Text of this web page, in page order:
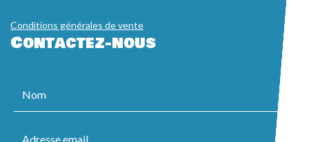
Conditions générales de vente
Contactez-nous